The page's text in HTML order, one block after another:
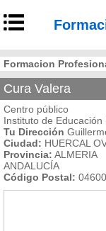
Formacion
Cura Valera
Centro público
Instituto de Educación
Tu Dirección
Ciudad: HUERCAL
Provincia: ALMERIA
ANDALUCÍA
Código Postal: 04600